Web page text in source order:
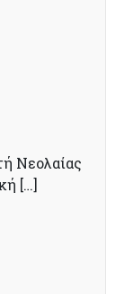
Νεολαίας
[…]